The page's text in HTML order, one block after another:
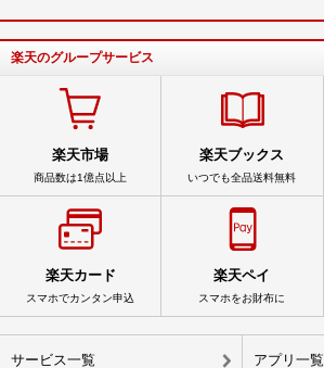
楽天のグループサービス
楽天市場
商品数は1億点以上
楽天ブックス
いつでも全品送料無料
楽天カード
スマホでカンタン申込
楽天ペイ
スマホをお財布に
サービス一覧 アプリ一覧